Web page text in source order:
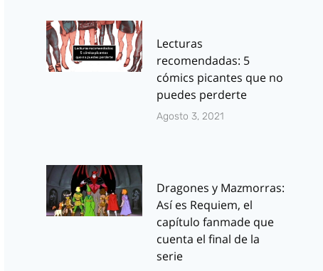
Lecturas
recomendadas: 5
cómics picantes que no
puedes perderte
Agosto 3, 2021
Dragones y Mazmorras:
Así es Requiem, el
capítulo fanmade que
cuenta el final de la
serie